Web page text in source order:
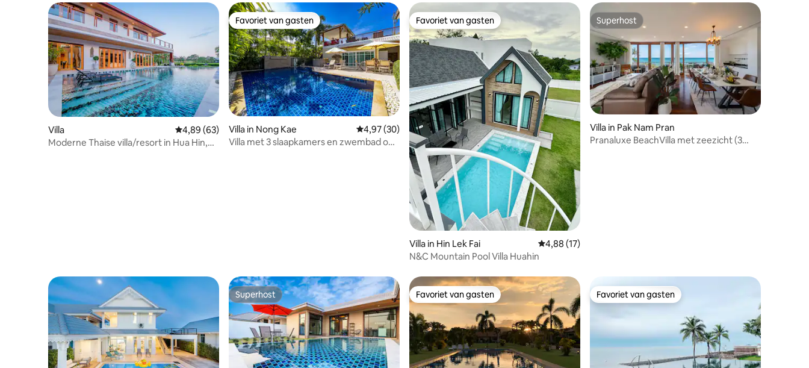
Villa Gemiddelde beoordeling van 4,89 op 5, 63 recensies
4,89 (63)
Moderne Thaise villa/resort in Hua Hin,
Favoriet van gasten
Favoriet van gasten
Villa in Nong Kae Gemiddelde beoordeling van 4,97 op 5, 30 recensies
4,97 (30)
Villa met 3 slaapkamers en zwembad op
Favoriet van gasten
Favoriet van gasten
Villa in Hin Lek Fai Gemiddelde beoordeling van 4,88 op 5, 17 recensies
4,88 (17)
N&C Mountain Pool Villa Huahin
Superhost
Superhost
Villa in Pak Nam Pran
Pranaluxe BeachVilla met zeezicht (3
Superhost
Superhost Favoriet van gasten
Favoriet van gasten Favoriet van gasten
Favoriet van gasten